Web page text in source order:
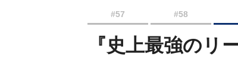
#57 #58
『史上最強のリ